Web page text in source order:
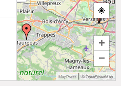
+
−
MapPress|© OpenStreetMap